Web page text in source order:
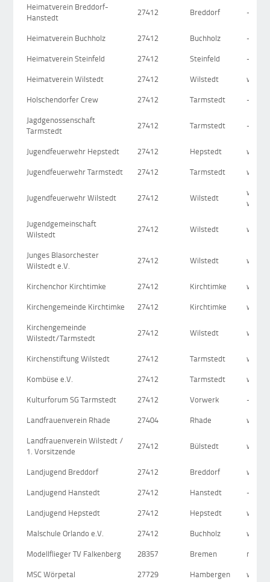
Heimatverein Breddorf-
Hanstedt
27412 Breddorf -
Heimatverein Buchholz 27412 Buchholz
-
Heimatverein Steinfeld
27412 Steinfeld
-
Heimatverein Wilstedt
27412 Wilstedt
Holschendorfer Crew
27412 Tarmstedt
-
Jagdgenossenschaft
Tarmstedt
27412 Tarmstedt -
Jugendfeuerwehr Hepstedt 27412 Hepstedt
Jugendfeuerwehr Tarmstedt
27412 Tarmstedt
Jugendfeuerwehr Wilstedt 27412 Wilstedt
Jugendgemeinschaft
Wilstedt
27412 Wilstedt
Junges Blasorchester
Wilstedt e.V.
27412 Wilstedt
Kirchenchor Kirchtimke 27412 Kirchtimke
Kirchengemeinde Kirchtimke
27412 Kirchtimke
Kirchengemeinde
Wilstedt/Tarmstedt
27412 Wilstedt
Kirchenstiftung Wilstedt 27412 Tarmstedt
Kombüse e.V.
27412 Tarmstedt
Kulturforum SG Tarmstedt
27412 Vorwerk
-
Landfrauenverein Rhade
27404 Rhade
Landfrauenverein Wilstedt /
1. Vorsitzende
27412 Bülstedt
Landjugend Breddorf 27412 Breddorf
Landjugend Hanstedt
27412 Hanstedt
-
Landjugend Hepstedt
27412 Hepstedt
Malschule Orlando e.V.
27412 Buchholz
Modellflieger TV Falkenberg
28357 Bremen
MSC Wörpetal
27729 Hambergen